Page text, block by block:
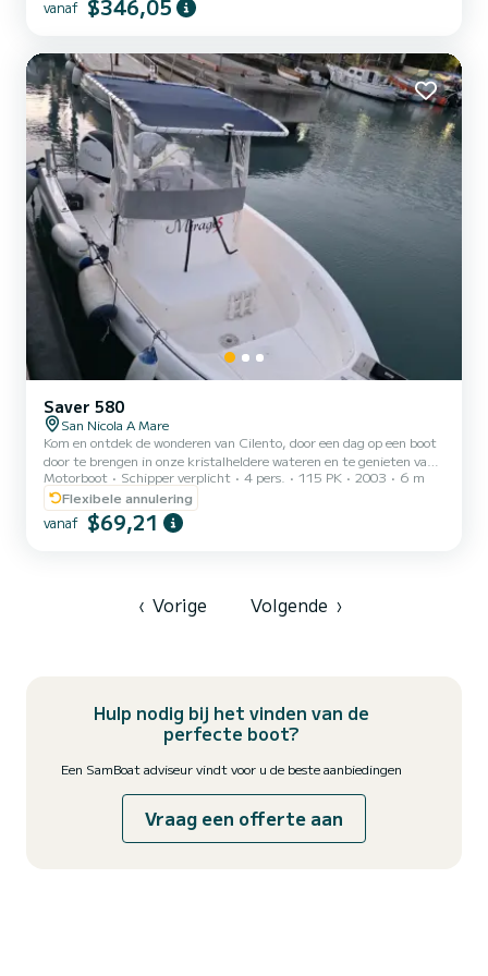
romantische momenten bij zonsondergang, met de ervaring en
vanaf $346,05
Saver 580
San Nicola A Mare
Kom en ontdek de wonderen van Cilento, door een dag op een boot
door te brengen in onze kristalheldere wateren en te genieten van
de typische gerechten van ons land ... we staan tot uw beschikking
voor elk verzoek. Boot met ruim zonnedek, zonnescherm,
zoetwaterdouche en muziek
Motorboot Schipper verplicht 4 pers. 115 PK 2003
6 m
Flexibele annulering
vanaf $69,21
‹ Vorige Volgende ›
Hulp nodig bij het vinden van de
perfecte boot?
Een SamBoat adviseur vindt voor u de beste aanbiedingen
Vraag een offerte aan